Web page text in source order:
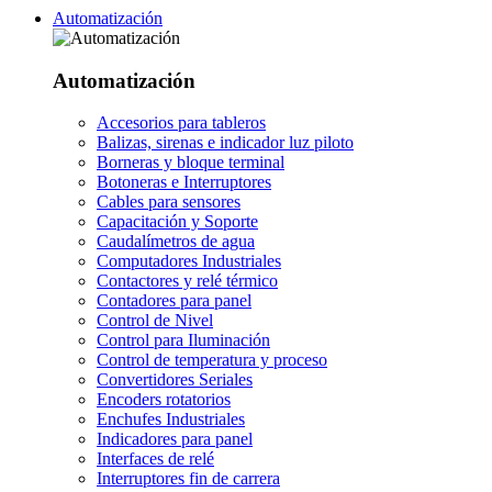
Automatización
Automatización
Accesorios para tableros
Balizas, sirenas e indicador luz piloto
Borneras y bloque terminal
Botoneras e Interruptores
Cables para sensores
Capacitación y Soporte
Caudalímetros de agua
Computadores Industriales
Contactores y relé térmico
Contadores para panel
Control de Nivel
Control para Iluminación
Control de temperatura y proceso
Convertidores Seriales
Encoders rotatorios
Enchufes Industriales
Indicadores para panel
Interfaces de relé
Interruptores fin de carrera